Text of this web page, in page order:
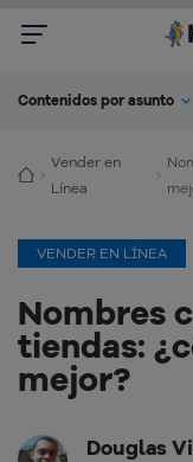
Contenidos por asunto
Vender en
Línea
VENDER EN LÍNEA
Nombres
tiendas:
mejor?
Douglas